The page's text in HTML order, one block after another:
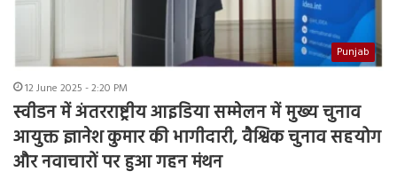
Punjab
12 June 2025 - 2:20 PM
स्वीडन में अंतरराष्ट्रीय आइडिया सम्मेलन में मुख्य चुनाव
आयुक्त ज्ञानेश कुमार की भागीदारी, वैश्विक चुनाव सहयोग
और नवाचारों पर हुआ गहन मंथन